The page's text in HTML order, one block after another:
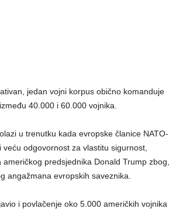
jedan vojni korpus obično komanduje
40.000 i 60.000 vojnika.
u trenutku kada evropske članice NATO-
odgovornost za vlastitu sigurnost,
predsjednika Donald Trump zbog,
angažmana evropskih saveznika.
i povlačenje oko 5.000 američkih vojnika